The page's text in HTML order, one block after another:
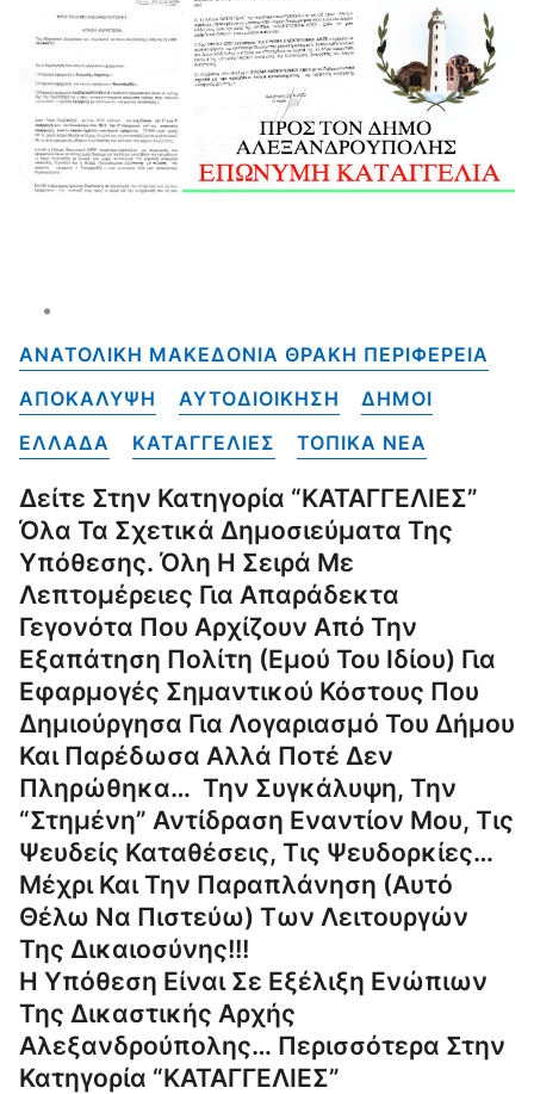
ΑΝΑΤΟΛΙΚΗ ΜΑΚΕΔΟΝΙΑ ΘΡΑΚΗ ΠΕΡΙΦΕΡΕΙΑ
ΑΠΟΚΑΛΥΨΗ
ΑΥΤΟΔΙΟΙΚΗΣΗ
ΔΗΜΟΙ
ΕΛΛΑΔΑ
ΚΑΤΑΓΓΕΛΙΕΣ ΤΟΠΙΚΑ NEA
Δείτε Στην Κατηγορία “ΚΑΤΑΓΓΕΛΙΕΣ”
Όλα Τα Σχετικά Δημοσιεύματα Της
Υπόθεσης. Όλη Η Σειρά Με
Λεπτομέρειες Για Απαράδεκτα
Γεγονότα Που Αρχίζουν Από Την
Εξαπάτηση Πολίτη (εμού Του Ιδίου) Για
Εφαρμογές Σημαντικού Κόστους Που
Δημιούργησα Για Λογαριασμό Του Δήμου
Και Παρέδωσα Αλλά Ποτέ Δεν
Πληρώθηκα… Την Συγκάλυψη, Την
“στημένη” Αντίδραση Εναντίον Μου, Τις
Ψευδείς Καταθέσεις, Τις Ψευδορκίες…
Μέχρι Και Την Παραπλάνηση (αυτό
Θέλω Να Πιστεύω) Των Λειτουργών
Της Δικαιοσύνης!!!
Η Υπόθεση Είναι Σε Εξέλιξη Ενώπιων
Της Δικαστικής Αρχής
Αλεξανδρούπολης… Περισσότερα Στην
Κατηγορία “ΚΑΤΑΓΓΕΛΙΕΣ”